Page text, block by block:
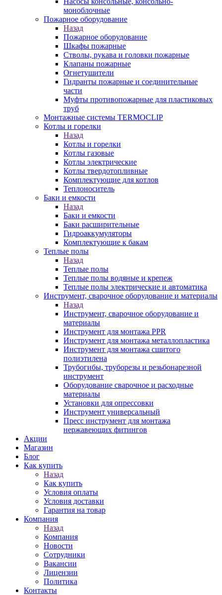
моноблочные
Пожарное оборудование
Назад
Пожарное оборудование
Шкафы пожарные
Стволы, рукава и головки пожарные
Клапаны пожарные
Огнетушители
Гидранты пожарные и соединительные
части
Муфты противопожарные для пластиковых
труб
Монтажные системы TERMOCLIP
Котлы и горелки
Назад
Котлы и горелки
Котлы газовые
Котлы электрические
Котлы твердотопливные
Комплектующие для котлов
Теплоноситель
Баки и емкости
Назад
Баки и емкости
Баки расширительные
Гидроаккумуляторы
Комплектующие к бакам
Теплые полы
Назад
Теплые полы
Теплые полы водяные и крепеж
Теплые полы электрические и автоматика
Инструмент, сварочное оборудование и материалы
Назад
Инструмент, сварочное оборудование и
материалы
Инструмент для монтажа PPR
Инструмент для монтажа металлопластика
Инструмент для монтажа сшитого
полиэтилена
Трубогибы, труборезы и резьбонарезной
инструмент
Оборудование сварочное и расходные
материалы
Установки для опрессовки
Инструмент универсальный
Пресс инструмент для монтажа
нержавеющих фитингов
Акции
Магазин
Блог
Как купить
Назад
Как купить
Условия оплаты
Условия доставки
Гарантия на товар
Компания
Назад
Компания
Новости
Сотрудники
Вакансии
Лицензии
Политика
Контакты